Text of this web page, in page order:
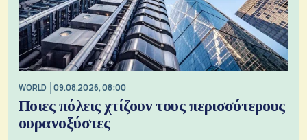
WORLD 09.08.2026, 08:00
Ποιες πόλεις χτίζουν τους περισσότερους
ουρανοξύστες